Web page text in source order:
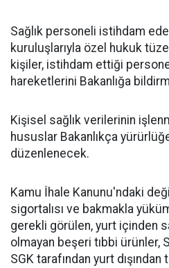
Sağlık personeli istihdam
kuruluşlarıyla özel hukuk
kişiler, istihdam ettiği
hareketlerini Bakanlığa
Kişisel sağlık verilerinin
hususlar Bakanlıkça
düzenlenecek.
Kamu İhale Kanunu'ndaki
sigortalısı ve bakmakla
gerekli görülen, yurt içinden
olmayan beşeri tıbbi ürünler,
SGK tarafından yurt